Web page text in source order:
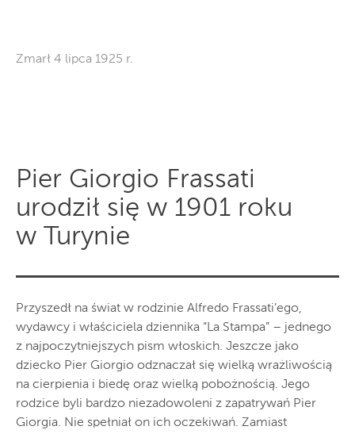
Zmarł 4 lipca 1925 r.
Pier Giorgio Frassati
urodził się w 1901 roku
w Turynie
Przyszedł na świat w rodzinie Alfredo Frassati’ego,
wydawcy i właściciela dziennika “La Stampa” – jednego
z najpoczytniejszych pism włoskich. Jeszcze jako
dziecko Pier Giorgio odznaczał się wielką wrażliwością
na cierpienia i biedę oraz wielką pobożnością. Jego
rodzice byli bardzo niezadowoleni z zapatrywań Pier
Giorgia. Nie spełniał on ich oczekiwań. Zamiast